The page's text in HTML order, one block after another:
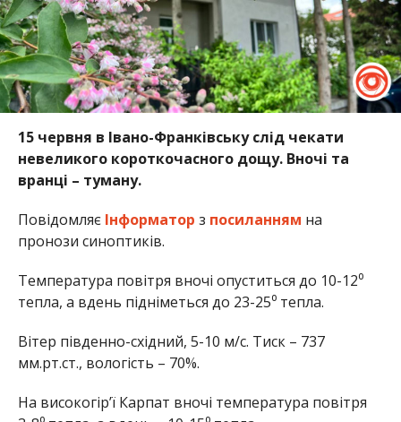
15 червня в Івано-Франківську слід чекати
невеликого короткочасного дощу. Вночі та
вранці – туману.
Повідомляє Інформатор з посиланням на
пронози синоптиків.
Температура повітря вночі опуститься до 10-12⁰
тепла, а вдень підніметься до 23-25⁰ тепла.
Вітер південно-східний, 5-10 м/с. Тиск – 737
мм.рт.ст., вологість – 70%.
На високогір’ї Карпат вночі температура повітря